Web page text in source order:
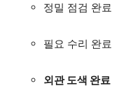
정밀 점검 완료
필요 수리 완료
외관 도색 완료